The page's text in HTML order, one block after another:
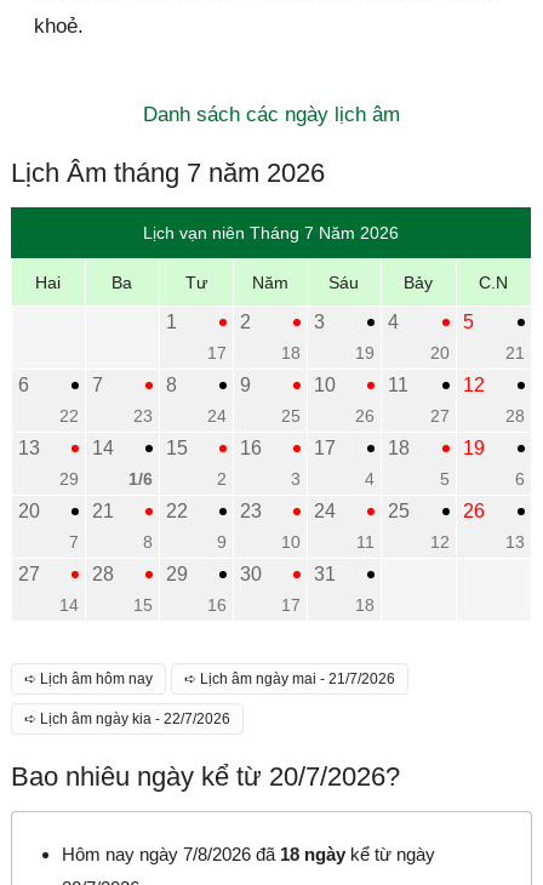
khoẻ.
Danh sách các ngày lịch âm
Lịch Âm tháng 7 năm 2026
Lịch vạn niên Tháng 7 Năm 2026
Hai Ba Tư Năm Sáu Bảy C.N
1
17
2
18
3
19
4
20
5
21
6
22
7
23
8
24
9
25
10
26
11
27
12
28
13
29
14
1/6
15
2
16
3
17
4
18
5
19
6
20
7
21
8
22
9
23
10
24
11
25
12
26
13
27
14
28
15
29
16
30
17
31
18
➪ Lịch âm hôm nay ➪ Lịch âm ngày mai - 21/7/2026
➪ Lịch âm ngày kia - 22/7/2026
Bao nhiêu ngày kể từ 20/7/2026?
Hôm nay ngày 7/8/2026 đã 18 ngày kể từ ngày